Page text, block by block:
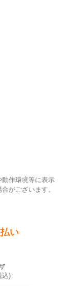
作環境等に表示
がございます。
い
込)